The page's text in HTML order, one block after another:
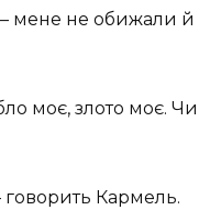
мене не обижали й
моє, злото моє. Чи
Кармель.